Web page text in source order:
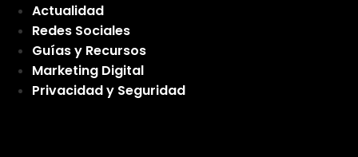
Actualidad
Redes Sociales
Guías y Recursos
Marketing Digital
Privacidad y Seguridad